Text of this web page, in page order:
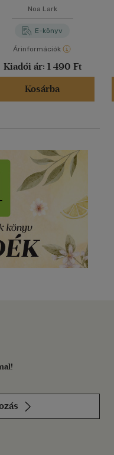
Noa Lark
E-könyv
Árinformációk
Kiadói ár: 1 490 Ft
Kosárba